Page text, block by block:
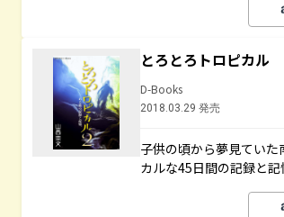
とろとろトロピカ
D-Books
2018.03.29 発売
子供の頃から夢見てい
カルな45日間の記録と記